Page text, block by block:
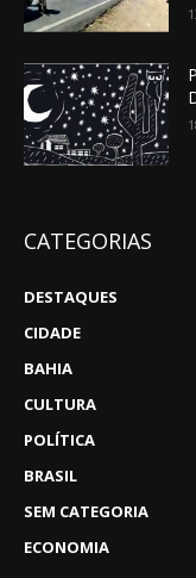
CATEGORIAS
DESTAQUES
CIDADE
BAHIA
CULTURA
POLÍTICA
BRASIL
SEM CATEGORIA
ECONOMIA